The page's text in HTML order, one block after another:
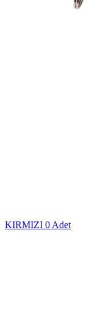
KIRMIZI 0 Adet